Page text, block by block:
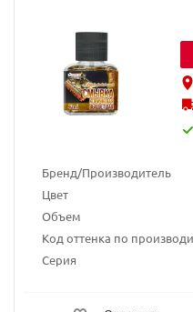
Бренд/Производитель
Цвет
Объем
Код оттенка по
Серия